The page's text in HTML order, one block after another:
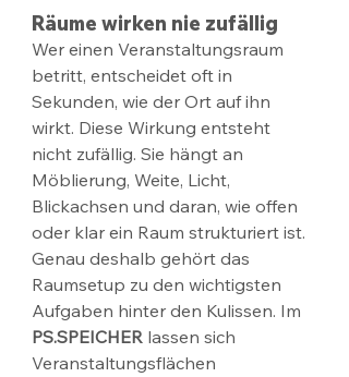
Räume wirken nie zufällig
Wer einen Veranstaltungsraum
betritt, entscheidet oft in
Sekunden, wie der Ort auf ihn
wirkt. Diese Wirkung entsteht
nicht zufällig. Sie hängt an
Möblierung, Weite, Licht,
Blickachsen und daran, wie offen
oder klar ein Raum strukturiert ist.
Genau deshalb gehört das
Raumsetup zu den wichtigsten
Aufgaben hinter den Kulissen. Im
PS.SPEICHER lassen sich
Veranstaltungsflächen